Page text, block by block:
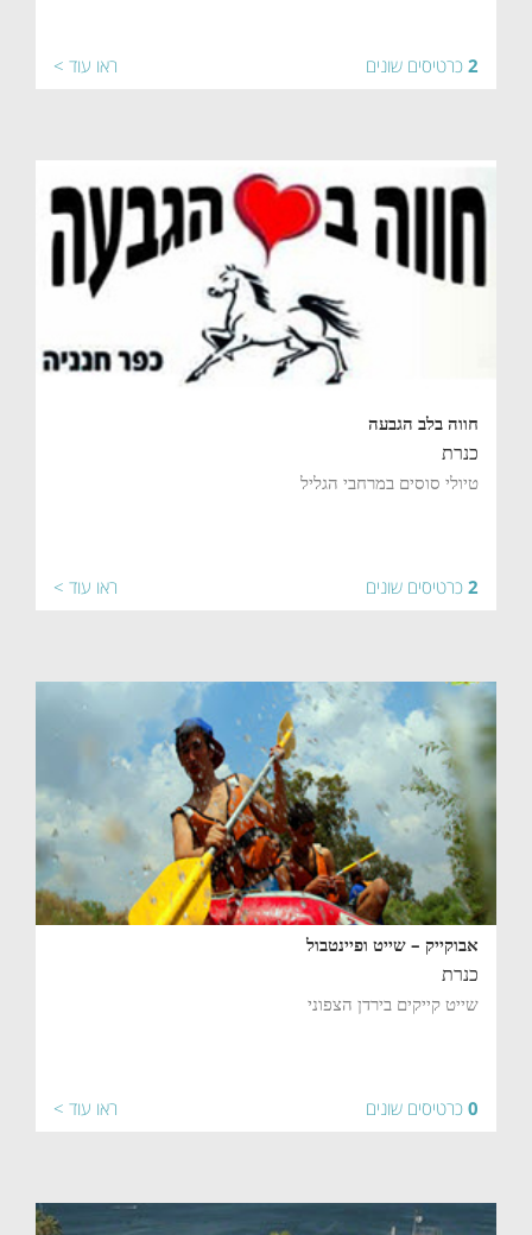
2 כרטיסים שונים ראו עוד >
חווה בלב הגבעה
כנרת
טיולי סוסים במרחבי הגליל
2 כרטיסים שונים ראו עוד >
אבוקייק – שייט ופיינטבול
כנרת
שייט קייקים בירדן הצפוני
0 כרטיסים שונים ראו עוד >